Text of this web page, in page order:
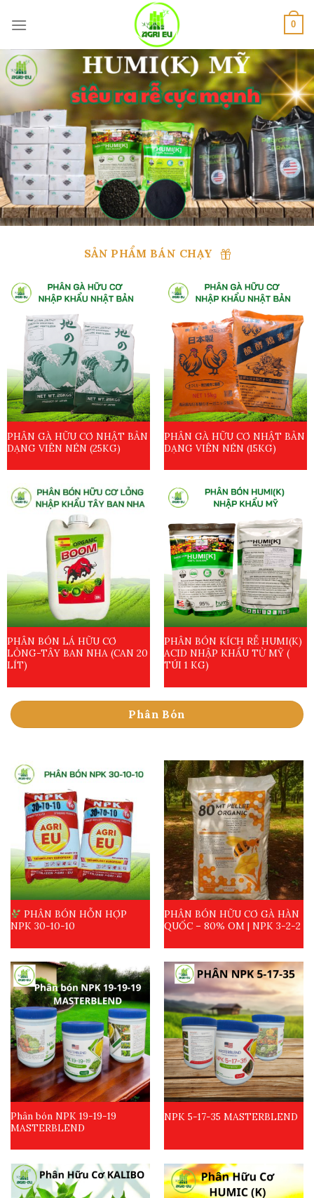
0
SẢN PHẨM BÁN CHẠY
PHÂN GÀ HỮU CƠ NHẬT BẢN
DẠNG VIÊN NÉN (25KG)
PHÂN GÀ HỮU CƠ NHẬT BẢN
DẠNG VIÊN NÉN (15KG)
PHÂN BÓN LÁ HỮU CƠ
LỎNG-TÂY BAN NHA (CAN 20
LÍT)
PHÂN BÓN KÍCH RỄ HUMI(K)
ACID NHẬP KHẨU TỪ MỸ (
TÚI 1 KG)
Phân Bón
PHÂN BÓN HỖN HỢP
NPK 30-10-10
PHÂN BÓN HỮU CƠ GÀ HÀN
QUỐC – 80% OM | NPK 3-2-2
Phân bón NPK 19-19-19
MASTERBLEND
NPK 5-17-35 MASTERBLEND